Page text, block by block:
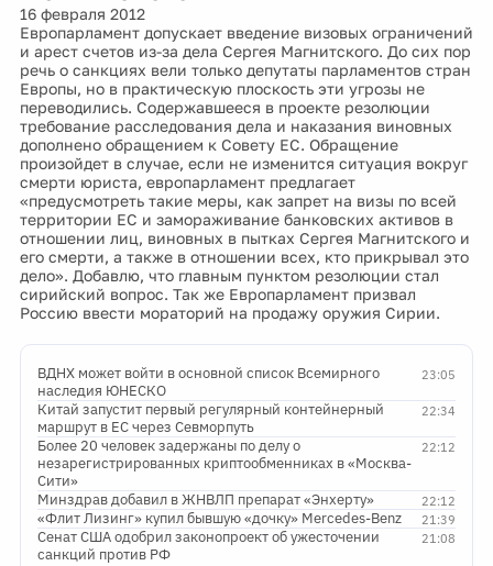
16 февраля 2012
Европарламент допускает введение визовых ограничений
и арест счетов из-за дела Сергея Магнитского. До сих пор
речь о санкциях вели только депутаты парламентов стран
Европы, но в практическую плоскость эти угрозы не
переводились. Содержавшееся в проекте резолюции
требование расследования дела и наказания виновных
дополнено обращением к Совету ЕС. Обращение
произойдет в случае, если не изменится ситуация вокруг
смерти юриста, европарламент предлагает
«предусмотреть такие меры, как запрет на визы по всей
территории ЕС и замораживание банковских активов в
отношении лиц, виновных в пытках Сергея Магнитского и
его смерти, а также в отношении всех, кто прикрывал это
дело». Добавлю, что главным пунктом резолюции стал
сирийский вопрос. Так же Европарламент призвал
Россию ввести мораторий на продажу оружия Сирии.
23:05
ВДНХ может войти в основной список Всемирного
наследия ЮНЕСКО
22:34
Китай запустит первый регулярный контейнерный
маршрут в ЕС через Севморпуть
22:12
Более 20 человек задержаны по делу о
незарегистрированных криптообменниках в «Москва-
Сити»
22:12
Минздрав добавил в ЖНВЛП препарат «Энхерту»
21:39
«Флит Лизинг» купил бывшую «дочку» Mercedes-Benz
21:08
Сенат США одобрил законопроект об ужесточении
санкций против РФ